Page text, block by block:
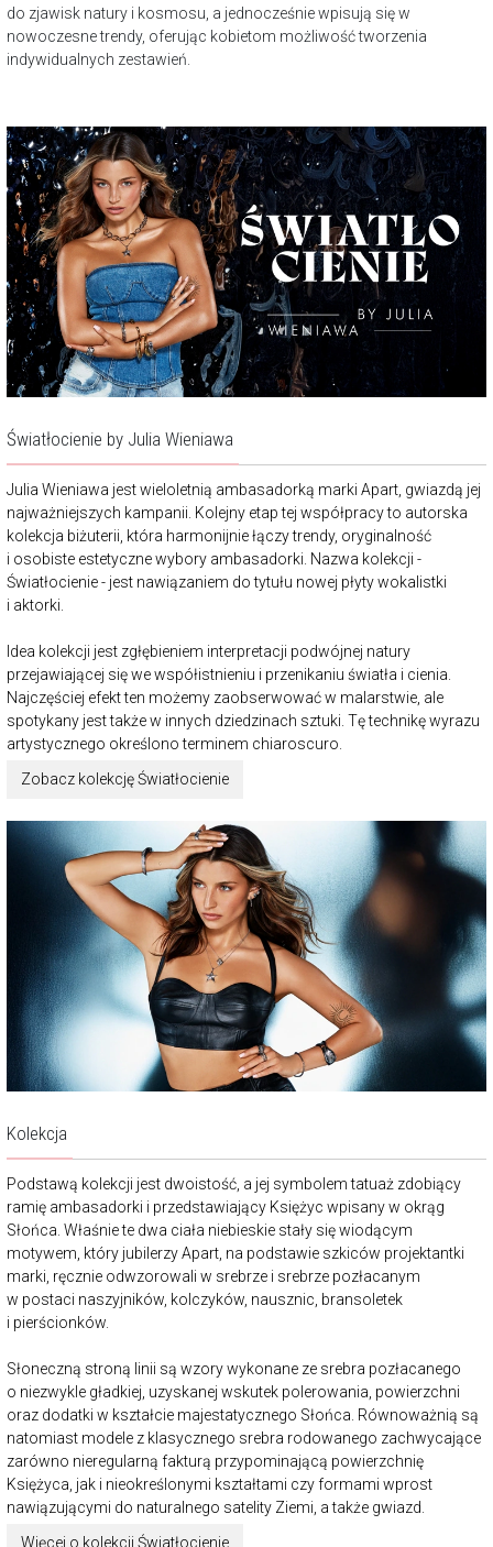
do zjawisk natury i kosmosu, a jednocześnie wpisują się w
nowoczesne trendy, oferując kobietom możliwość tworzenia
indywidualnych zestawień.
Światłocienie by Julia Wieniawa
Julia Wieniawa jest wieloletnią ambasadorką marki Apart, gwiazdą jej
najważniejszych kampanii. Kolejny etap tej współpracy to autorska
kolekcja biżuterii, która harmonijnie łączy trendy, oryginalność
i osobiste estetyczne wybory ambasadorki. Nazwa kolekcji -
Światłocienie - jest nawiązaniem do tytułu nowej płyty wokalistki
i aktorki.
Idea kolekcji jest zgłębieniem interpretacji podwójnej natury
przejawiającej się we współistnieniu i przenikaniu światła i cienia.
Najczęściej efekt ten możemy zaobserwować w malarstwie, ale
spotykany jest także w innych dziedzinach sztuki. Tę technikę wyrazu
artystycznego określono terminem chiaroscuro.
Zobacz kolekcję Światłocienie
Kolekcja
Podstawą kolekcji jest dwoistość, a jej symbolem tatuaż zdobiący
ramię ambasadorki i przedstawiający Księżyc wpisany w okrąg
Słońca. Właśnie te dwa ciała niebieskie stały się wiodącym
motywem, który jubilerzy Apart, na podstawie szkiców projektantki
marki, ręcznie odwzorowali w srebrze i srebrze pozłacanym
w postaci naszyjników, kolczyków, nausznic, bransoletek
i pierścionków.
Słoneczną stroną linii są wzory wykonane ze srebra pozłacanego
o niezwykle gładkiej, uzyskanej wskutek polerowania, powierzchni
oraz dodatki w kształcie majestatycznego Słońca. Równoważnią są
natomiast modele z klasycznego srebra rodowanego zachwycające
zarówno nieregularną fakturą przypominającą powierzchnię
Księżyca, jak i nieokreślonymi kształtami czy formami wprost
nawiązującymi do naturalnego satelity Ziemi, a także gwiazd.
Więcej o kolekcji Światłocienie